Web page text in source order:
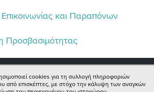
και Παραπόνων
Προσβασιμότητας
cookies για τη συλλογή πληροφοριών
από επισκέπτες, με στόχο την κάλυψη των αναγκών